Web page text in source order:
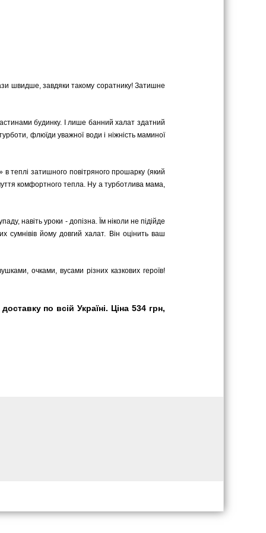
швидше, завдяки такому соратнику! Затишне
будинку. І лише банний халат здатний
флюїди уважної води і ніжність маминої
теплі затишного повітряного прошарку (який
комфортного тепла. Ну а турботлива мама,
навіть уроки - допізна. Їм ніколи не підійде
йому довгий халат. Він оцінить ваш
очками, вусами різних казкових героїв!
по всій Україні. Ціна 534 грн,